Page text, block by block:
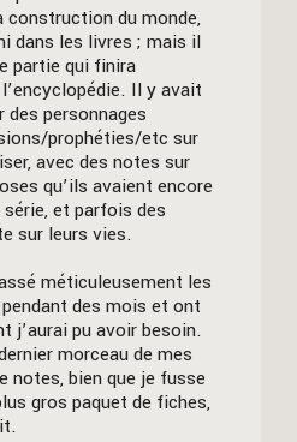
construction du monde,
dans les livres ; mais il
partie qui finira
Il y avait
personnages
prophéties/etc sur
avec des notes sur
qu’ils avaient encore
et parfois des
sur leurs vies.
méticuleusement les
des mois et ont
j’aurai pu avoir besoin.
morceau de mes
notes, bien que je fusse
gros paquet de fiches,